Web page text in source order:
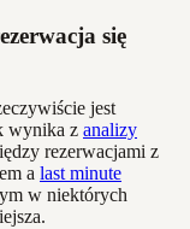
się
jest
wynika z analizy
rezerwacjami z
a last minute
w niektórych